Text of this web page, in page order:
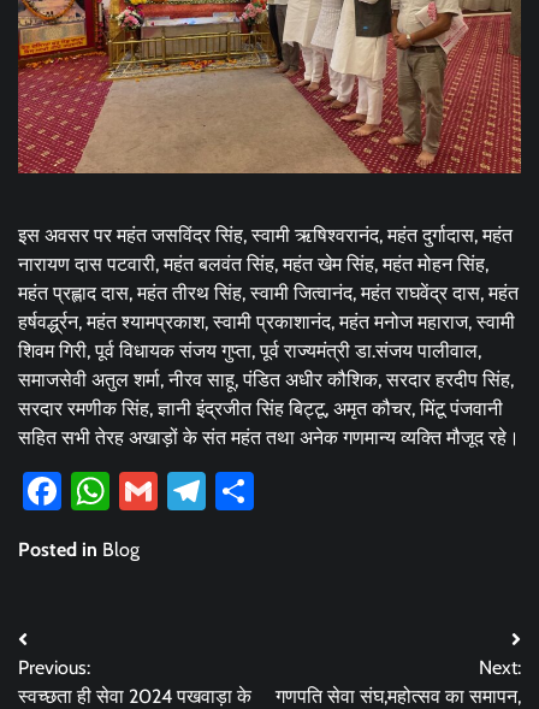
इस अवसर पर महंत जसविंदर सिंह, स्वामी ऋषिश्वरानंद, महंत दुर्गादास, महंत
नारायण दास पटवारी, महंत बलवंत सिंह, महंत खेम सिंह, महंत मोहन सिंह,
महंत प्रह्लाद दास, महंत तीरथ सिंह, स्वामी जित्वानंद, महंत राघवेंद्र दास, महंत
हर्षवर्द्ध्रन, महंत श्यामप्रकाश, स्वामी प्रकाशानंद, महंत मनोज महाराज, स्वामी
शिवम गिरी, पूर्व विधायक संजय गुप्ता, पूर्व राज्यमंत्री डा.संजय पालीवाल,
समाजसेवी अतुल शर्मा, नीरव साहू, पंडित अधीर कौशिक, सरदार हरदीप सिंह,
सरदार रमणीक सिंह, ज्ञानी इंद्रजीत सिंह बिट्टू, अमृत कौचर, मिंटू पंजवानी
सहित सभी तेरह अखाड़ों के संत महंत तथा अनेक गणमान्य व्यक्ति मौजूद रहे।
Facebook
WhatsApp
GmailTelegram
Posted in Blog
Post
navigation
Previous:
स्वच्छता ही सेवा 2024 पखवाड़ा के
Next:
गणपति सेवा संघ,महोत्सव का समापन,